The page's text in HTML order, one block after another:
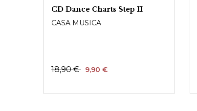
CD Dance Charts Step II
CASA MUSICA
18,90 € 9,90 €